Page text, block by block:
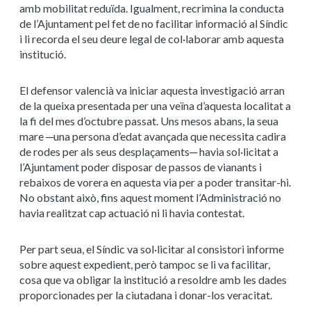
amb mobilitat reduïda. Igualment, recrimina la conducta
de l’Ajuntament pel fet de no facilitar informació al Síndic
i li recorda el seu deure legal de col·laborar amb aquesta
institució.
El defensor valencià va iniciar aquesta investigació arran
de la queixa presentada per una veïna d’aquesta localitat a
la fi del mes d’octubre passat. Uns mesos abans, la seua
mare ─una persona d’edat avançada que necessita cadira
de rodes per als seus desplaçaments─ havia sol·licitat a
l’Ajuntament poder disposar de passos de vianants i
rebaixos de vorera en aquesta via per a poder transitar-hi.
No obstant això, fins aquest moment l’Administració no
havia realitzat cap actuació ni li havia contestat.
Per part seua, el Síndic va sol·licitar al consistori informe
sobre aquest expedient, però tampoc se li va facilitar,
cosa que va obligar la institució a resoldre amb les dades
proporcionades per la ciutadana i donar-los veracitat.